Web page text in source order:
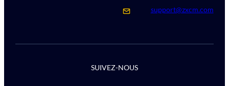
support@zxcm.com
SUIVEZ-NOUS